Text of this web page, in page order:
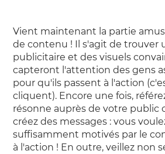
Vient maintenant la partie
de contenu ! Il s'agit de trouver
publicitaire et des visuels
capteront l'attention des gens
pour qu'ils passent à l'action
cliquent). Encore une fois,
résonne auprès de votre public
créez des messages : vous
suffisamment motivés par le
à l'action ! En outre, veillez non